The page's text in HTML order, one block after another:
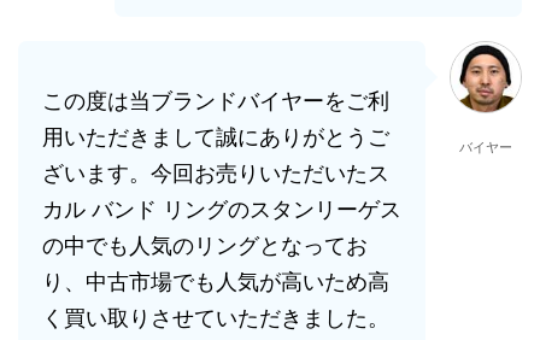
この度は当ブランドバイヤーをご利
用いただきまして誠にありがとうご
ざいます。今回お売りいただいたス
カル バンド リングのスタンリーゲス
の中でも人気のリングとなってお
り、中古市場でも人気が高いため高
く買い取りさせていただきました。
バイヤー